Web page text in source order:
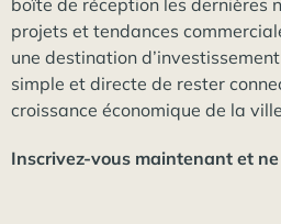
boîte de réception les dernières
projets et tendances
une destination
simple et directe de rester
croissance économique de la
Inscrivez-vous maintenant et